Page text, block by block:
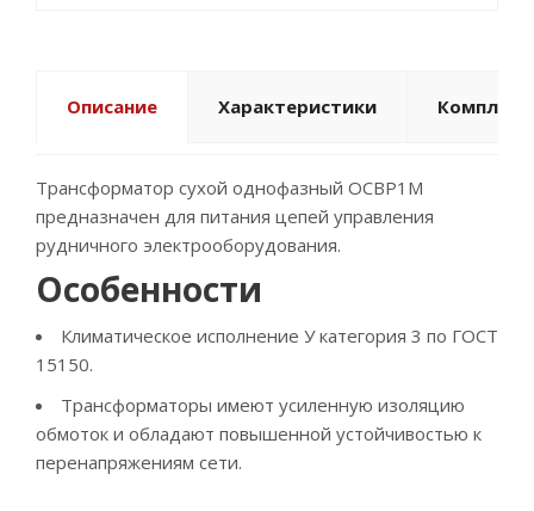
Описание Характеристики
Трансформатор сухой однофазный ОСВР1М
предназначен для питания цепей управления
рудничного электрооборудования.
Особенности
Климатическое исполнение У категория 3 по ГОСТ
15150.
Трансформаторы имеют усиленную изоляцию
обмоток и обладают повышенной устойчивостью к
перенапряжениям сети.